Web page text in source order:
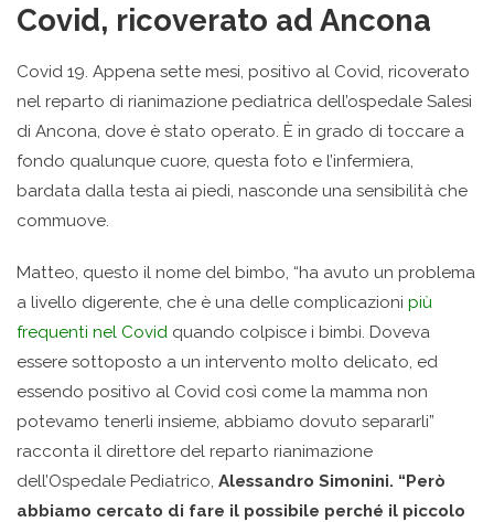
Covid, ricoverato ad Ancona
Covid 19. Appena sette mesi, positivo al Covid, ricoverato
nel reparto di rianimazione pediatrica dell’ospedale Salesi
di Ancona, dove è stato operato. Ѐ in grado di toccare a
fondo qualunque cuore, questa foto e l’infermiera,
bardata dalla testa ai piedi, nasconde una sensibilità che
commuove.
Matteo, questo il nome del bimbo, “ha avuto un problema
a livello digerente, che è una delle complicazioni più
frequenti nel Covid quando colpisce i bimbi. Doveva
essere sottoposto a un intervento molto delicato, ed
essendo positivo al Covid così come la mamma non
potevamo tenerli insieme, abbiamo dovuto separarli”
racconta il direttore del reparto rianimazione
dell’Ospedale Pediatrico, Alessandro Simonini. “Però
abbiamo cercato di fare il possibile perché il piccolo